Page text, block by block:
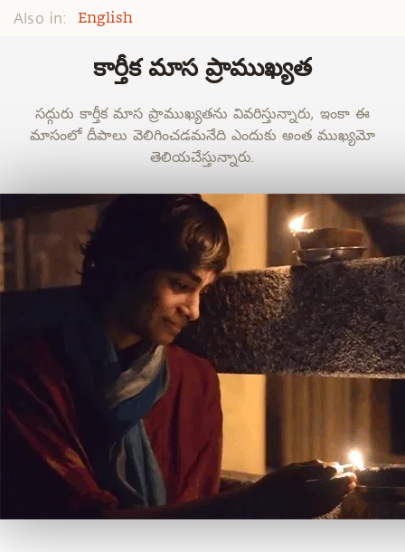
Also in: English
కార్తీక మాస ప్రాముఖ్యత
సద్గురు కార్తీక మాస ప్రాముఖ్యతను వివరిస్తున్నారు, ఇంకా ఈ
మాసంలో దీపాలు వెలిగించడమనేది ఎందుకు అంత ముఖ్యమో
తెలియచేస్తున్నారు.